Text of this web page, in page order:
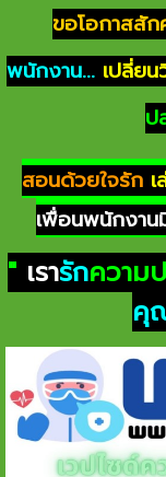
ขอโอกาสสัก
พนักงาน... เปลี่ย
ป
สอนด้วยใจรัก
เพื่อนพนักงาน
" เรารักความ
คุ